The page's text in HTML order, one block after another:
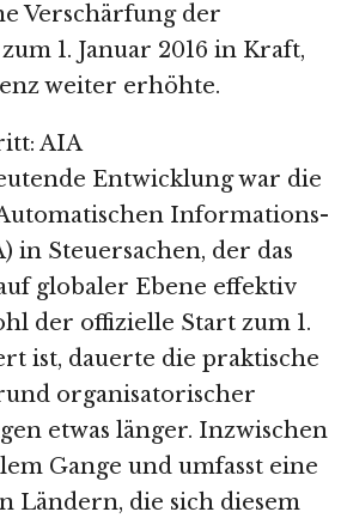
Verschärfung der
1. Januar 2016 in Kraft,
weiter erhöhte.
AIA
Entwicklung war die
Informations-
in Steuersachen, der das
globaler Ebene effektiv
der offizielle Start zum 1.
ist, dauerte die praktische
organisatorischer
etwas länger. Inzwischen
Gange und umfasst eine
Ländern, die sich diesem